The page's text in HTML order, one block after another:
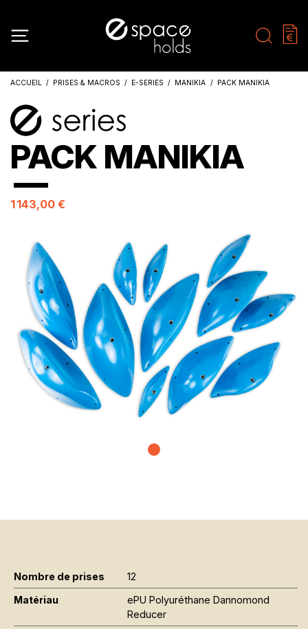
ACCUEIL PRISES & MACROS E-SERIES MANIKIA PACK MANIKIA
PACK MANIKIA
1 143,00 €
Nombre de prises
12
Matériau
ePU Polyuréthane Dannomond
Reducer